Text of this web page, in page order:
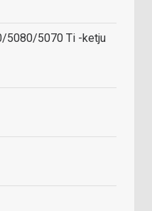
5080/5070 Ti -ketju